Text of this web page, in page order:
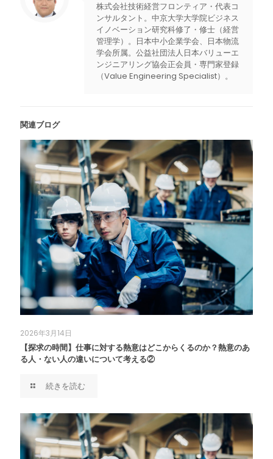
株式会社技術経営フロンティア・代表コ
ンサルタント。中京大学大学院ビジネス
イノベーション研究科修了・修士（経営
管理学）。日本中小企業学会、日本物流
学会所属。公益社団法人日本バリューエ
ンジニアリング協会正会員・専門家登録
（Value Engineering Specialist）。
関連ブログ
2026年3月14日
【探求の時間】仕事に対する熱意はどこからくるのか？熱意のあ
る人・ない人の違いについて考える②
続きを読む